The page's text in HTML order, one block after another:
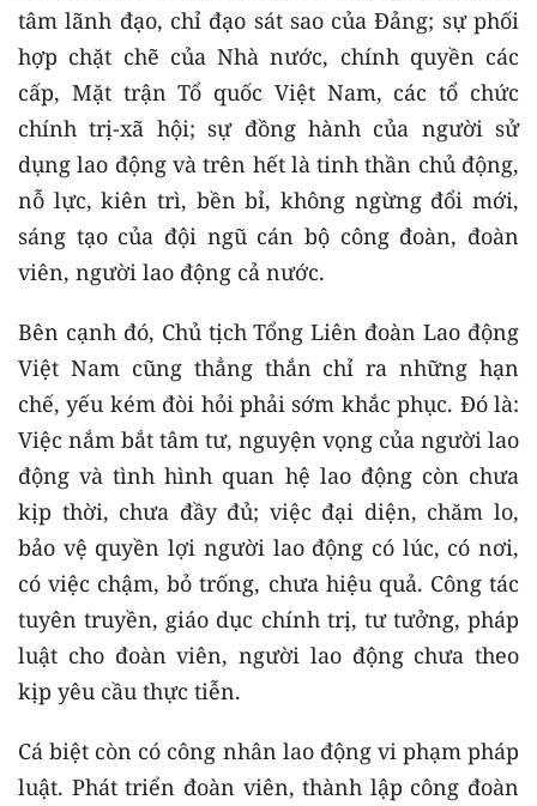
tâm lãnh đạo, chỉ đạo sát sao của Đảng; sự phối
hợp chặt chẽ của Nhà nước, chính quyền các
cấp, Mặt trận Tổ quốc Việt Nam, các tổ chức
chính trị-xã hội; sự đồng hành của người sử
dụng lao động và trên hết là tinh thần chủ động,
nỗ lực, kiên trì, bền bỉ, không ngừng đổi mới,
sáng tạo của đội ngũ cán bộ công đoàn, đoàn
viên, người lao động cả nước.
Bên cạnh đó, Chủ tịch Tổng Liên đoàn Lao động
Việt Nam cũng thẳng thắn chỉ ra những hạn
chế, yếu kém đòi hỏi phải sớm khắc phục. Đó là:
Việc nắm bắt tâm tư, nguyện vọng của người lao
động và tình hình quan hệ lao động còn chưa
kịp thời, chưa đầy đủ; việc đại diện, chăm lo,
bảo vệ quyền lợi người lao động có lúc, có nơi,
có việc chậm, bỏ trống, chưa hiệu quả. Công tác
tuyên truyền, giáo dục chính trị, tư tưởng, pháp
luật cho đoàn viên, người lao động chưa theo
kịp yêu cầu thực tiễn.
Cá biệt còn có công nhân lao động vi phạm pháp
luật. Phát triển đoàn viên, thành lập công đoàn